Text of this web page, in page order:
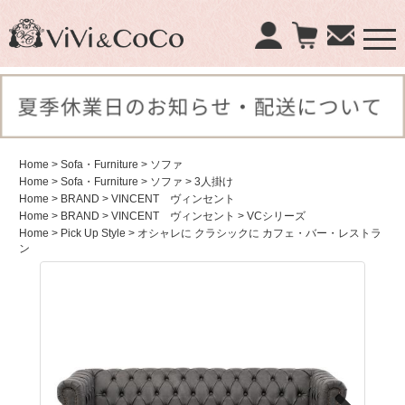
Home > Sofa・Furniture > ソファ
Home > Sofa・Furniture > ソファ > 3人掛け
Home > BRAND > VINCENT ヴィンセント
Home > BRAND > VINCENT ヴィンセント > VCシリーズ
Home > Pick Up Style > オシャレに クラシックに カフェ・バー・レストラ
ン
×
商品検索：